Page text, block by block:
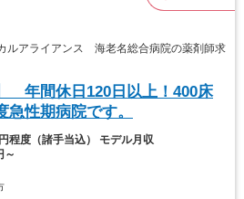
ルアライアンス 海老名総合病院の薬剤師求
年間休日120日以上！400床
性期病院です。
程度（諸手当込） モデル月収
～